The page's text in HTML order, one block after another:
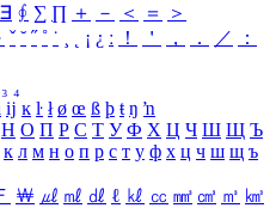
∃ ∮ ∑ ∏ ＋ － ＜ ＝
＞
ˇ ˘ ˝ ˚ ˙ ¸ ¡ ¿ ː ！ ＇ ， ． ／
：
₃ ₄
ĳ ĸ ŀ ł ø œ ß þ ŧ ŋ ŉ
Н О П Р С Т У Ф Х Ц Ч Ш Щ Ъ
к л м н о п р с т у ф х ц ч ш щ ъ
Ｆ ￦ ㎕ ㎖ ㎗ ℓ ㎘ ㏄ ㎣ ㎤ ㎥ ㎦